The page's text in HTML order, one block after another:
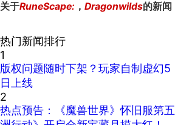
关于RuneScape: ， Dragonwilds的新闻
热门新闻排行
1
版权问题随时下架？玩家自制虚幻5
日上线
2
热点预告：《魔兽世界》怀旧服第